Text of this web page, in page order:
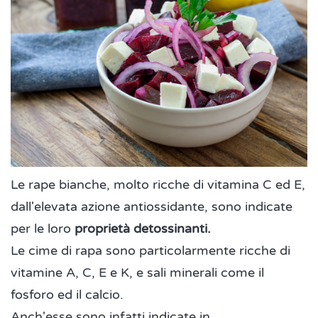
Le rape bianche, molto ricche di vitamina C ed E,
dall'elevata azione antiossidante, sono indicate
per le loro proprietà detossinanti.
Le cime di rapa sono particolarmente ricche di
vitamine A, C, E e K, e sali minerali come il
fosforo ed il calcio.